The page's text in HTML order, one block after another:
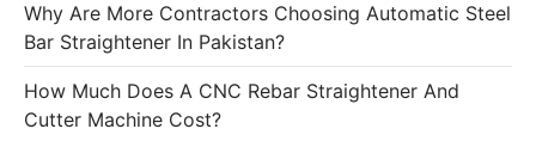
Why Are More Contractors Choosing Automatic Steel
Bar Straightener In Pakistan?
How Much Does A CNC Rebar Straightener And
Cutter Machine Cost?